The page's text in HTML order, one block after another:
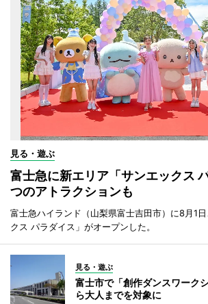
見る・遊ぶ
富士急に新エリア「サンエックス
つのアトラクションも
富士急ハイランド（山梨県富士吉田市）に8月1
クス パラダイス」がオープンした。
見る・遊ぶ
富士市で「創作ダンスワーク
ら大人までを対象に